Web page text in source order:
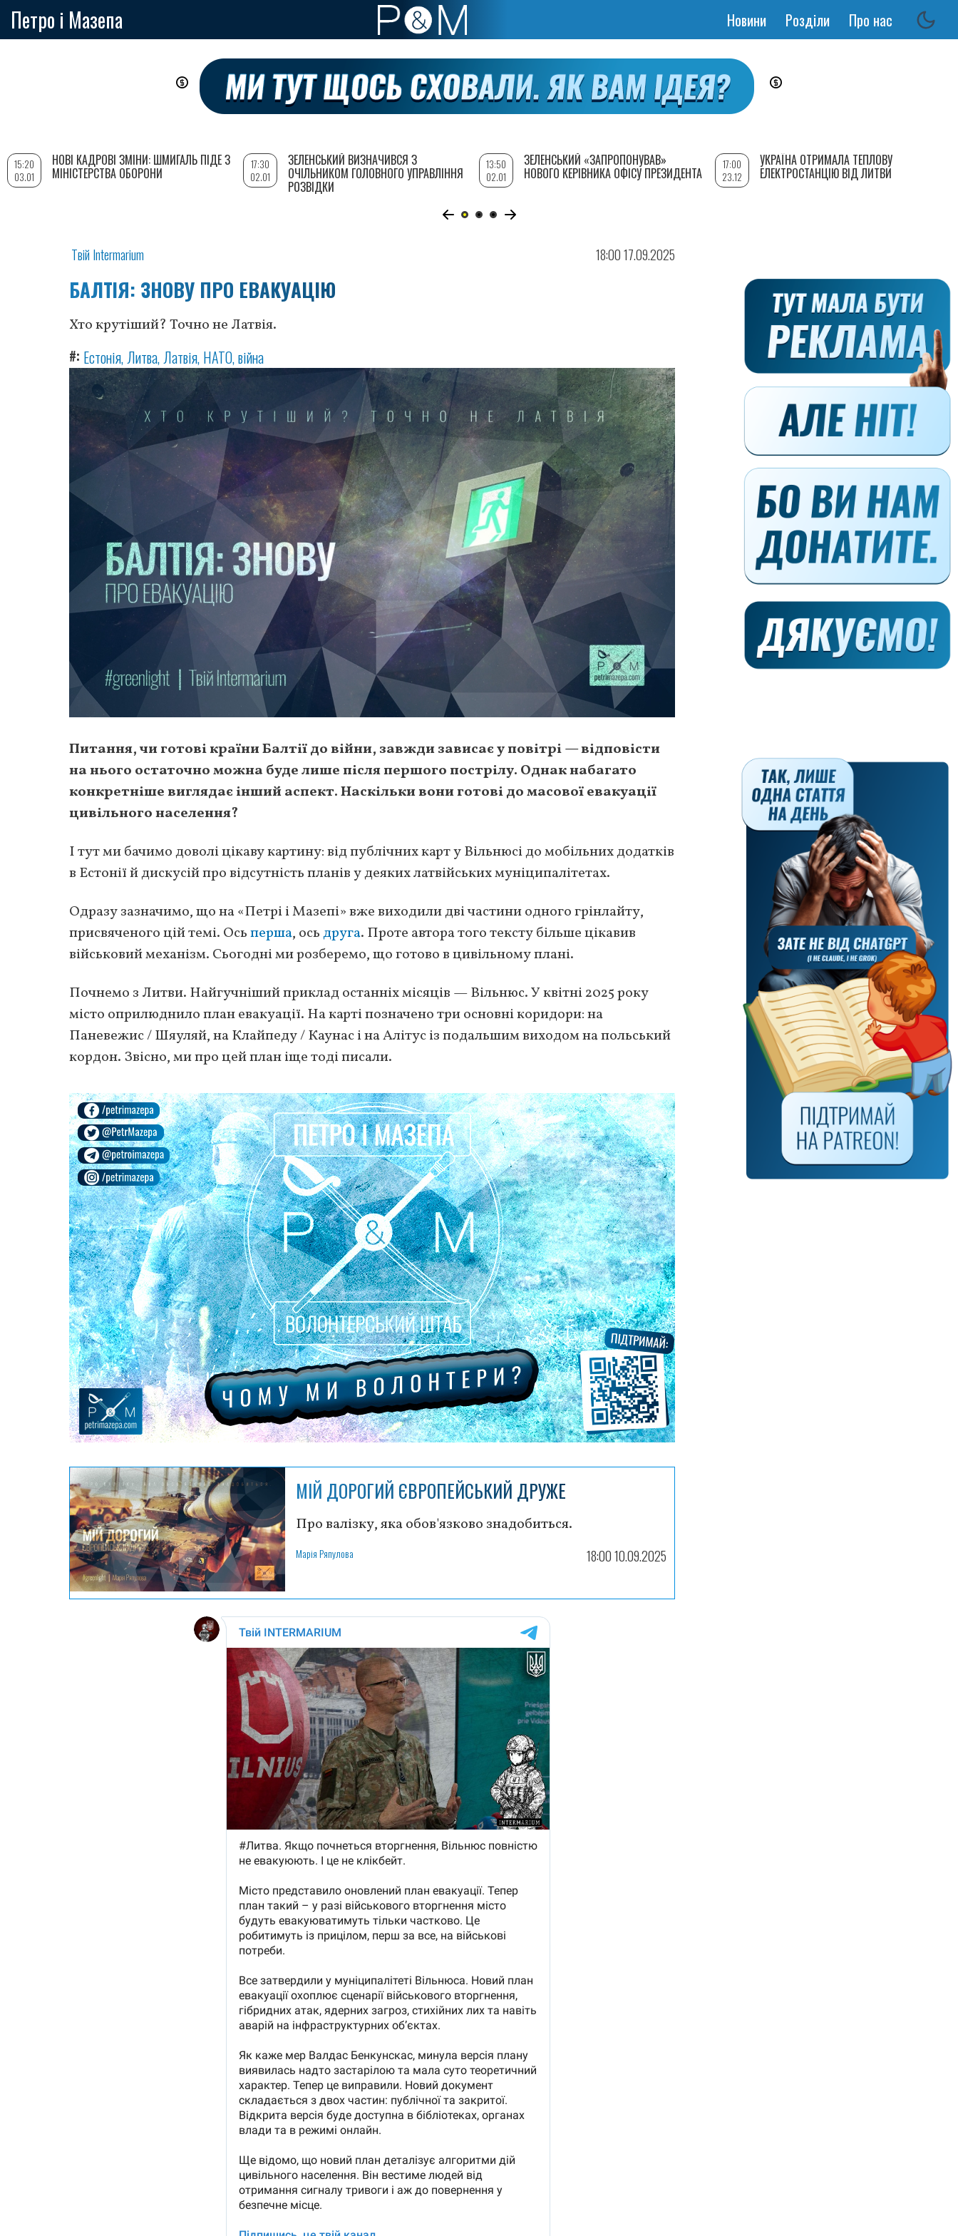
Петро і Мазепа
Основная
Новини Розділи Про нас
Твій Intermarium 18:00 17.09.2025
БАЛТІЯ: ЗНОВУ ПРО ЕВАКУАЦІЮ
Хто крутіший? Точно не Латвія.
# Естонія Литва Латвія НАТО війна
Питання, чи готові країни Балтії до війни, завжди зависає у повітрі — відповісти
на нього остаточно можна буде лише після першого пострілу. Однак набагато
конкретніше виглядає інший аспект. Наскільки вони готові до масової евакуації
цивільного населення?
І тут ми бачимо доволі цікаву картину: від публічних карт у Вільнюсі до мобільних додатків
в Естонії й дискусій про відсутність планів у деяких латвійських муніципалітетах.
Одразу зазначимо, що на «Петрі і Мазепі» вже виходили дві частини одного грінлайту,
присвяченого цій темі. Осьперша, осьдруга. Проте автора того тексту більше цікавив
військовий механізм. Сьогодні ми розберемо, що готово в цивільному плані.
Почнемо з Литви. Найгучніший приклад останніх місяців — Вільнюс. У квітні 2025 року
місто оприлюднило план евакуації. На карті позначено три основні коридори: на
Паневежис / Шяуляй, на Клайпеду / Каунас і на Алітус із подальшим виходом на польський
кордон. Звісно, ми про цей план іще тоді писали.
МІЙ ДОРОГИЙ ЄВРОПЕЙСЬКИЙ ДРУЖЕ
Про валізку, яка обов'язково знадобиться.
Марія Ряпулова 18:00 10.09.2025
15:20
03.01
НОВІ КАДРОВІ ЗМІНИ: ШМИГАЛЬ ПІДЕ З
МІНІСТЕРСТВА ОБОРОНИ
17:30
02.01
ЗЕЛЕНСЬКИЙ ВИЗНАЧИВСЯ З
ОЧІЛЬНИКОМ ГОЛОВНОГО УПРАВЛІННЯ
РОЗВІДКИ
13:50
02.01
ЗЕЛЕНСЬКИЙ «ЗАПРОПОНУВАВ»
НОВОГО КЕРІВНИКА ОФІСУ ПРЕЗИДЕНТА
17:00
23.12
УКРАЇНА ОТРИМАЛА ТЕПЛОВУ
ЕЛЕКТРОСТАНЦІЮ ВІД ЛИТВИ